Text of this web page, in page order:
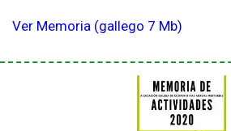
Ver Memoria (gallego 7 Mb)